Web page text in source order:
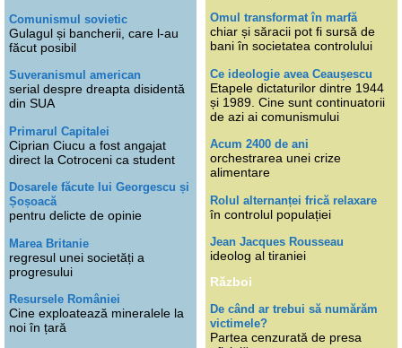
Comunismul sovietic
Gulagul și bancherii, care l-au
făcut posibil
Suveranismul american
serial despre dreapta disidentă
din SUA
Primarul Capitalei
Ciprian Ciucu a fost angajat
direct la Cotroceni ca student
Dosarele făcute lui Georgescu și
Șoșoacă
pentru delicte de opinie
Marea Britanie
regresul unei societăți a
progresului
Resursele României
Cine exploatează mineralele la
noi în țară
Omul transformat în marfă
chiar și săracii pot fi sursă de
bani în societatea controlului
Ce ideologie avea Ceaușescu
Etapele dictaturilor dintre 1944
și 1989. Cine sunt continuatorii
de azi ai comunismului
Acum 2400 de ani
orchestrarea unei crize
alimentare
Rolul alternanței frică relaxare
în controlul populației
Jean Jacques Rousseau
ideolog al tiraniei
Război
De când ar trebui să numărăm
victimele?
Partea cenzurată de presa